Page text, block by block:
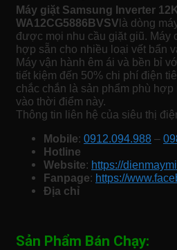
Máy giặt Samsung Inverter
WA12CG5886BVSV là dòng
được mọi nhu cầu giặt giũ. Máy
hợp sẵn cho nhiều loại vết bẩn
Máy vận hành êm ái và bền bỉ
tiết kiệm đến 50% chi phí điện
chắc chắn là sản phẩm phù
vào thời điểm này.
Thông tin liên hệ của siêu thị
Mobile: 0912.094.988 –
Hotline
Website: https://
Fanpage: https://
Địa chỉ
Sản Phẩm Bán Chạy: